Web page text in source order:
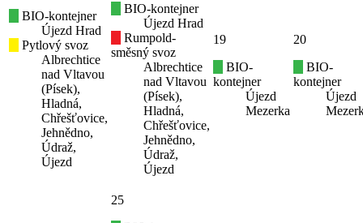
BIO-kontejner
Újezd Hrad
Pytlový svoz
Albrechtice
nad Vltavou
(Písek),
Hladná,
Chřešťovice,
Jehnědno,
Údraž,
Újezd
BIO-kontejner
Újezd Hrad
Rumpold-
směsný svoz
Albrechtice
nad Vltavou
(Písek),
Hladná,
Chřešťovice,
Jehnědno,
Údraž,
Újezd
19
BIO-
kontejner
Újezd
Mezerka
20
BIO-
kontejner
Újezd
25